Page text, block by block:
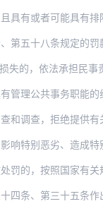
可能具有排除、限制竞争
条规定的罚款，反垄断
失的，依法承担民事
事务职能的组织滥用行政
拒绝提供有关材料、信息
劣、造成特别严重后果的
罚的，按照国家有关
条、第三十五条作出